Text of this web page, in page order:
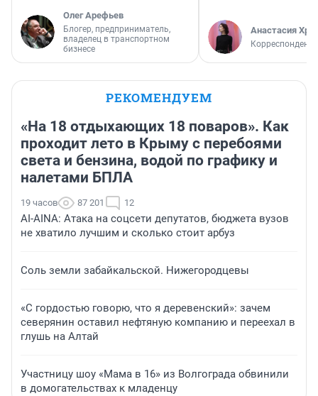
Олег Арефьев
Блогер, предприниматель,
владелец в транспортном
бизнесе
Анастасия
Корреспондент
РЕКОМЕНДУЕМ
«На 18 отдыхающих 18 поваров». Как
проходит лето в Крыму с перебоями
света и бензина, водой по графику и
налетами БПЛА
19 часов 87 201 12
AI-AINA: Атака на соцсети депутатов, бюджета вузов
не хватило лучшим и сколько стоит арбуз
Соль земли забайкальской. Нижегородцевы
«С гордостью говорю, что я деревенский»: зачем
северянин оставил нефтяную компанию и переехал в
глушь на Алтай
Участницу шоу «Мама в 16» из Волгограда обвинили
в домогательствах к младенцу